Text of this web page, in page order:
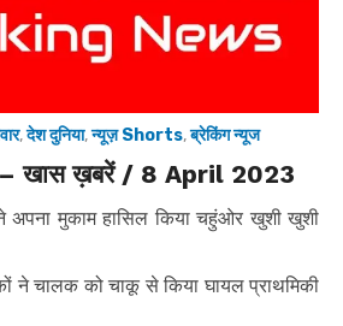
,देश दुनिया,न्यूज़ Shorts,ब्रेकिंग न्यूज
– खास ख़बरें / 8 April 2023
मुकाम हासिल किया चहुंओर खुशी खुशी
ने चालक को चाकू से किया घायल प्राथमिकी